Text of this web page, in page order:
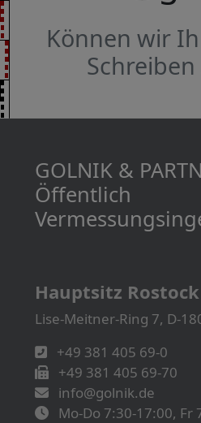
Können wir
Schreiben
GOLNIK &
Öffentlich
Hauptsitz Rostock
Lise-Meitner-Ring 7, D-
+49 381 405 69-0
+49 381 405 69-70
info@golnik.de
Mo-Do 7:30-17:00, Fr